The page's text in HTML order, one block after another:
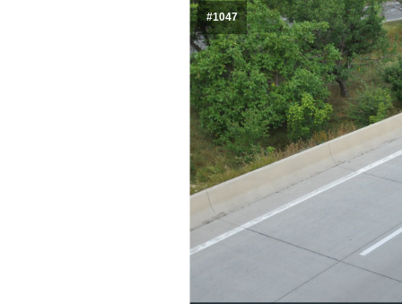
#1047